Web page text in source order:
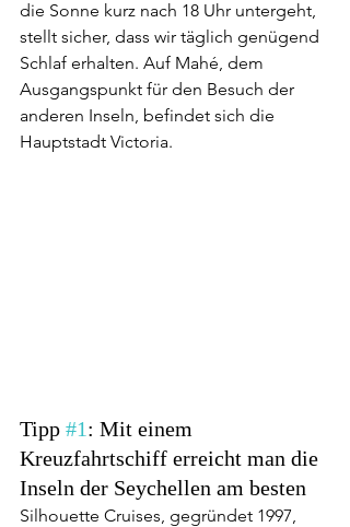
die Sonne kurz nach 18 Uhr untergeht,
stellt sicher, dass wir täglich genügend
Schlaf erhalten. Auf Mahé, dem
Ausgangspunkt für den Besuch der
anderen Inseln, befindet sich die
Hauptstadt Victoria.
Tipp #1: Mit einem
Kreuzfahrtschiff erreicht man die
Inseln der Seychellen am besten
Silhouette Cruises, gegründet 1997,